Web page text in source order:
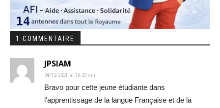
1 COMMENTAIRE
JPSIAM
04/12/2021 at 10:23 am
Bravo pour cette jeune étudiante dans
l’apprentissage de la langue Française et de la